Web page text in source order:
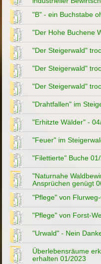
"B" - ein Buchstabe
"Der Hohe Buchene
"Der Steigerwald"
"Der Steigerwald"
"Der Steigerwald"
"Drahtfallen" im
"Erhitzte Wälder" -
"Feuer" im
"Filettierte" Buche 01/
"Naturnahe
Ansprüchen genügt
"Pflege" von
"Pflege" von Forst-
"Urwald" - Nein
Überlebensräume
erhalten 01/2023